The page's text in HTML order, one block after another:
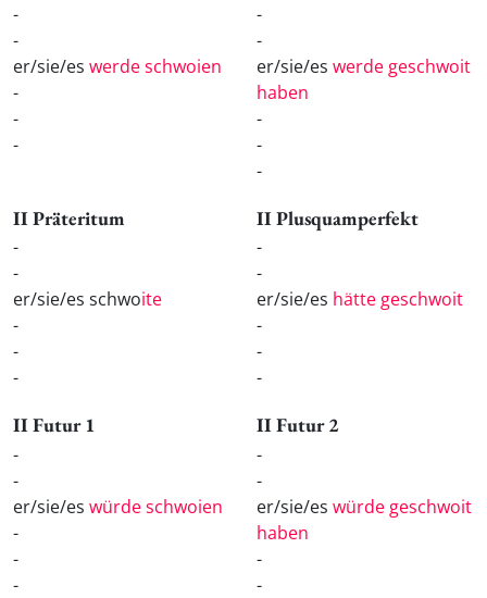
-
-
er/sie/es werde schwoien
-
-
-
-
-
er/sie/es werde geschwoit
haben
-
-
-
II Präteritum
-
-
er/sie/es schwoite
-
-
-
II Plusquamperfekt
-
-
er/sie/es hätte geschwoit
-
-
-
II Futur 1
-
-
er/sie/es würde schwoien
-
-
-
II Futur 2
-
-
er/sie/es würde geschwoit
haben
-
-